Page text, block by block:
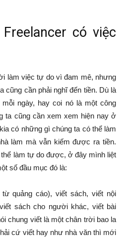
có việc
làm việc tự do vì đam mê, nhưng
cũng cần phải nghĩ đến tiền. Dù là
ngày, hay coi nó là một công
ta cũng cần xem xem hiện nay ở
có những gì chúng ta có thể làm
làm mà vẫn kiếm được ra tiền.
làm tự do được, ở đây mình liệt
số đầu mục đó là:
quảng cáo), viết sách, viết nội
sách cho người khác, viết bài
chung viết là một chân trời bao la
cứ viết hay như nhà văn thì mới